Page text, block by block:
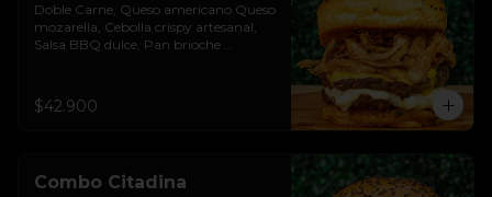
Doble Carne, Queso americano Queso
mozarella, Cebolla crispy artesanal,
Salsa BBQ dulce, Pan brioche
$42.900
Combo Citadina